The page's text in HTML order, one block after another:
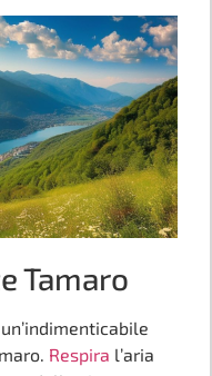
Tamaro
Respira l’aria